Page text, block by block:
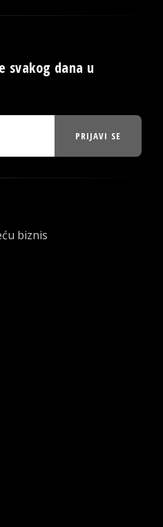
svakog dana u
PRIJAVI SE
biznis